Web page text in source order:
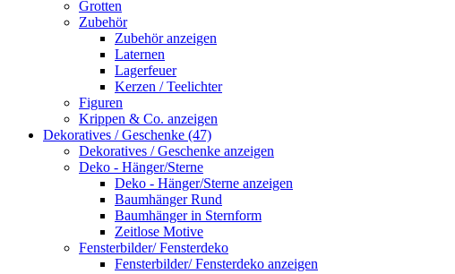
Grotten
Zubehör
Zubehör anzeigen
Laternen
Lagerfeuer
Kerzen / Teelichter
Figuren
Krippen & Co. anzeigen
Dekoratives / Geschenke (47)
Dekoratives / Geschenke anzeigen
Deko - Hänger/Sterne
Deko - Hänger/Sterne anzeigen
Baumhänger Rund
Baumhänger in Sternform
Zeitlose Motive
Fensterbilder/ Fensterdeko
Fensterbilder/ Fensterdeko anzeigen